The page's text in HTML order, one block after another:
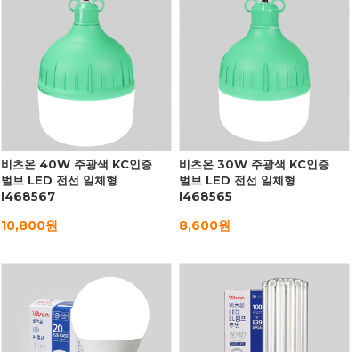
비츠온 40W 주광색 KC인증
벌브 LED 전선 일체형
I468567
10,800원
비츠온 30W 주광색 KC인증
벌브 LED 전선 일체형
I468565
8,600원